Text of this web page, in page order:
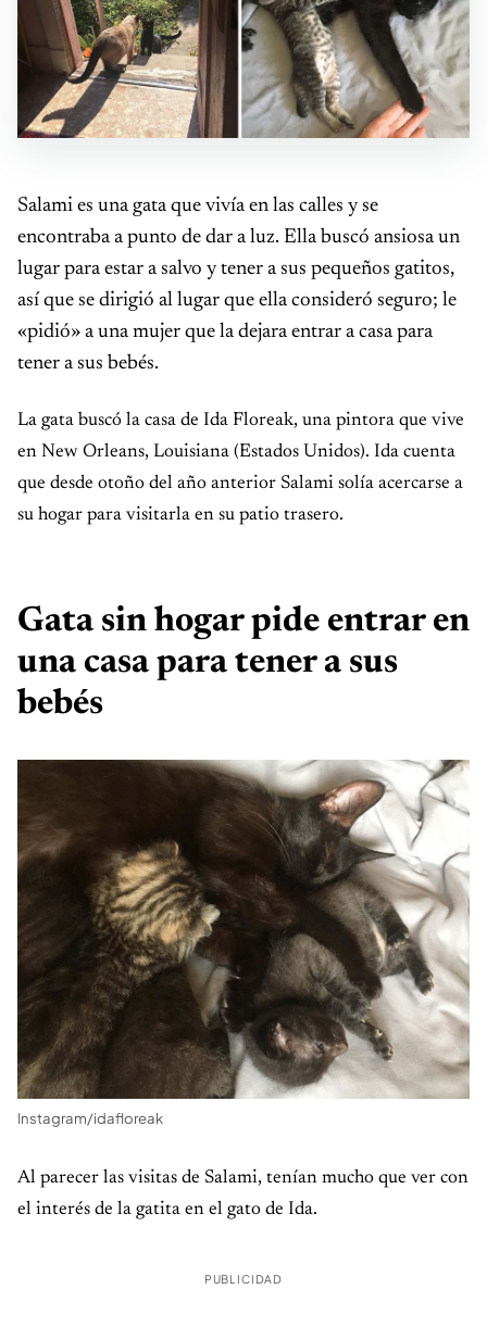
Salami es una gata que vivía en las calles y se
encontraba a punto de dar a luz. Ella buscó ansiosa un
lugar para estar a salvo y tener a sus pequeños gatitos,
así que se dirigió al lugar que ella consideró seguro; le
«pidió» a una mujer que la dejara entrar a casa para
tener a sus bebés.
La gata buscó la casa de Ida Floreak, una pintora que vive
en New Orleans, Louisiana (Estados Unidos). Ida cuenta
que desde otoño del año anterior Salami solía acercarse a
su hogar para visitarla en su patio trasero.
Gata sin hogar pide entrar en
una casa para tener a sus
bebés
Instagram/idafloreak
Al parecer las visitas de Salami, tenían mucho que ver con
el interés de la gatita en el gato de Ida.
PUBLICIDAD